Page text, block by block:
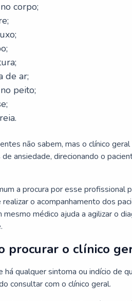
corpo;
de ar;
peito;
não sabem, mas o clínico
ansiedade, direcionando o
a procura por esse profissional
realizar o acompanhamento dos
mesmo médico ajuda a agilizar o
procurar o clínico
há qualquer sintoma ou indício de
consultar com o clínico geral.